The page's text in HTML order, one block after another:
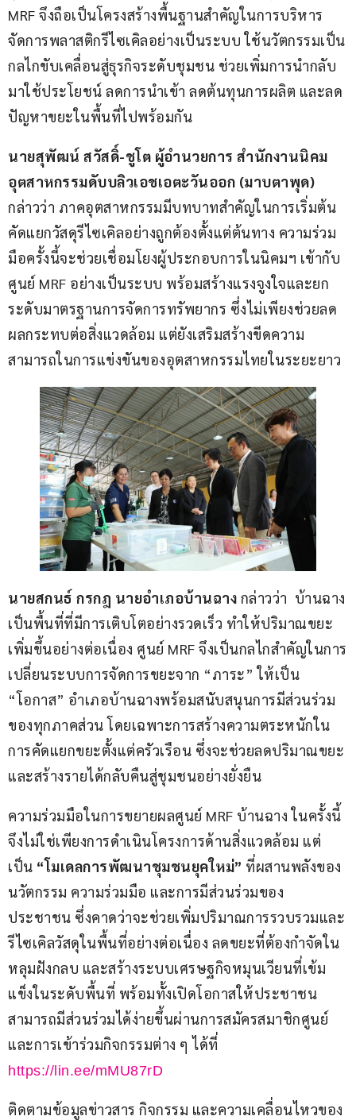
MRF จึงถือเป็นโครงสร้างพื้นฐานสำคัญในการบริหาร
จัดการพลาสติกรีไซเคิลอย่างเป็นระบบ ใช้นวัตกรรมเป็น
กลไกขับเคลื่อนสู่ธุรกิจระดับชุมชน ช่วยเพิ่มการนำกลับ
มาใช้ประโยชน์ ลดการนำเข้า ลดต้นทุนการผลิต และลด
ปัญหาขยะในพื้นที่ไปพร้อมกัน
นายสุพัฒน์ สวัสดิ์-ชูโต ผู้อำนวยการ สำนักงานนิคม
อุตสาหกรรมดับบลิวเอชเอตะวันออก (มาบตาพุด)
กล่าวว่า ภาคอุตสาหกรรมมีบทบาทสำคัญในการเริ่มต้น
คัดแยกวัสดุรีไซเคิลอย่างถูกต้องตั้งแต่ต้นทาง ความร่วม
มือครั้งนี้จะช่วยเชื่อมโยงผู้ประกอบการในนิคมฯ เข้ากับ
ศูนย์ MRF อย่างเป็นระบบ พร้อมสร้างแรงจูงใจและยก
ระดับมาตรฐานการจัดการทรัพยากร ซึ่งไม่เพียงช่วยลด
ผลกระทบต่อสิ่งแวดล้อม แต่ยังเสริมสร้างขีดความ
สามารถในการแข่งขันของอุตสาหกรรมไทยในระยะยาว
นายสกนธ์ กรกฎ นายอำเภอบ้านฉาง กล่าวว่า  บ้านฉาง
เป็นพื้นที่ที่มีการเติบโตอย่างรวดเร็ว ทำให้ปริมาณขยะ
เพิ่มขึ้นอย่างต่อเนื่อง ศูนย์ MRF จึงเป็นกลไกสำคัญในการ
เปลี่ยนระบบการจัดการขยะจาก “ภาระ” ให้เป็น
“โอกาส” อำเภอบ้านฉางพร้อมสนับสนุนการมีส่วนร่วม
ของทุกภาคส่วน โดยเฉพาะการสร้างความตระหนักใน
การคัดแยกขยะตั้งแต่ครัวเรือน ซึ่งจะช่วยลดปริมาณขยะ
และสร้างรายได้กลับคืนสู่ชุมชนอย่างยั่งยืน
ความร่วมมือในการขยายผลศูนย์ MRF บ้านฉาง ในครั้งนี้
จึงไม่ใช่เพียงการดำเนินโครงการด้านสิ่งแวดล้อม แต่
เป็น “โมเดลการพัฒนาชุมชนยุคใหม่” ที่ผสานพลังของ
นวัตกรรม ความร่วมมือ และการมีส่วนร่วมของ
ประชาชน ซึ่งคาดว่าจะช่วยเพิ่มปริมาณการรวบรวมและ
รีไซเคิลวัสดุในพื้นที่อย่างต่อเนื่อง ลดขยะที่ต้องกำจัดใน
หลุมฝังกลบ และสร้างระบบเศรษฐกิจหมุนเวียนที่เข้ม
แข็งในระดับพื้นที่ พร้อมทั้งเปิดโอกาสให้ประชาชน
สามารถมีส่วนร่วมได้ง่ายขึ้นผ่านการสมัครสมาชิกศูนย์
และการเข้าร่วมกิจกรรมต่าง ๆ ได้ที่
https://lin.ee/mMU87rD
ติดตามข้อมูลข่าวสาร กิจกรรม และความเคลื่อนไหวของ